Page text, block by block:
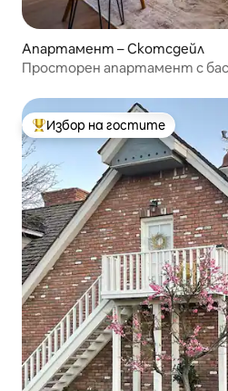
Апартамент – Скотсдейл
Просторен апартамент с
Най-популярен избор на
Избор на гостите